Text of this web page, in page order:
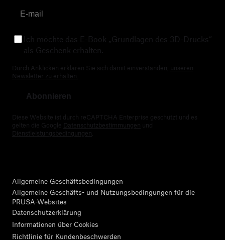
Ich möchte das E-Book „Grundlagen des 3D-Drucks“
als Geschenk erhalten.
Durch Anklicken erklären Sie sich damit einverstanden, unseren
Newsletter zu erhalten.
Abonnieren
Diese Website ist durch reCAPTCHA Enterprise geschützt und es
gelten die Google Datenschutzbestimmungen und
Dienstleistungsbedingungen
Allgemeine Geschäftsbedingungen
Allgemeine Geschäfts- und Nutzungsbedingungen für die
PRUSA-Websites
Datenschutzerklärung
Informationen über Cookies
Richtlinie für Kundenbeschwerden